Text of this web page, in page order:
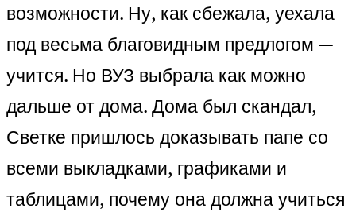
возможности. Ну, как сбежала, уехала
под весьма благовидным предлогом —
учится. Но ВУЗ выбрала как можно
дальше от дома. Дома был скандал,
Светке пришлось доказывать папе со
всеми выкладками, графиками и
таблицами, почему она должна учиться